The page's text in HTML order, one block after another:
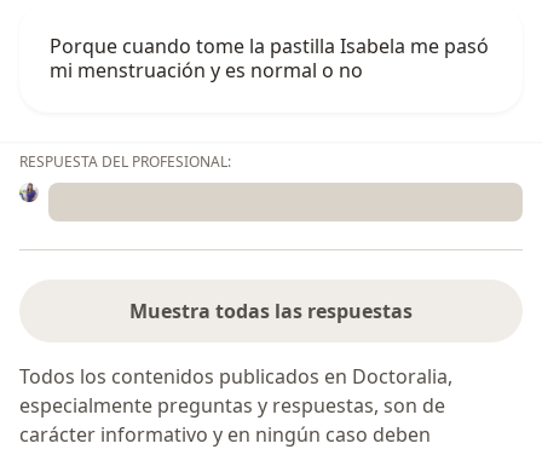
Porque cuando tome la pastilla Isabela me pasó
mi menstruación y es normal o no
RESPUESTA DEL PROFESIONAL:
Muestra todas las respuestas
Todos los contenidos publicados en Doctoralia,
especialmente preguntas y respuestas, son de
carácter informativo y en ningún caso deben